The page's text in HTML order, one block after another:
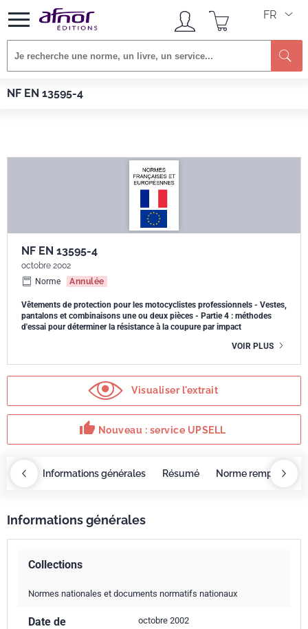
FR
NF EN 13595-4
Afnor EDITIONS Normes
NF EN 13595-4
octobre 2002
Norme
Annulée
Vêtements de protection pour les motocyclistes professionnels - Vestes,
pantalons et combinaisons une ou deux pièces - Partie 4 : méthodes
d'essai pour déterminer la résistance à la coupure par impact
VOIR PLUS
Visualiser l'extrait
thumb_up Nouveau : service UPSELL
Informations générales Résumé Norme remplacée
Informations générales
Collections
Normes nationales et documents normatifs nationaux
Date de
octobre 2002